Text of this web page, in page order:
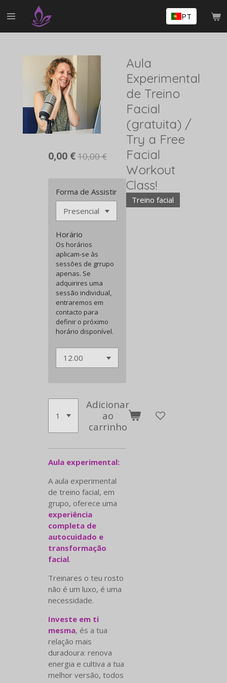
para
o
principal
PT
Aula
Experimental
de Treino
Facial
(gratuita) /
Try a Free
Facial
Workout
Class!
Treino facial
0,00 €10,00 €
Forma de Assistir
Horário
Os horários
aplicam-se às
sessões de grrupo
apenas. Se
adquirires uma
sessão individual,
entraremos em
contacto para
definir o próximo
horário disponível.
Adicionar
ao
carrinho
Aula experimental:
A aula experimental
de treino facial, em
grupo, oferece uma
experiência
completa de
autocuidado e
transformação
facial.
Treinares o teu rosto
não é um luxo, é uma
necessidade.
Investe em ti
mesma, és a tua
relação mais
duradoura: renova
energia e cultiva a tua
melhor versão, todos